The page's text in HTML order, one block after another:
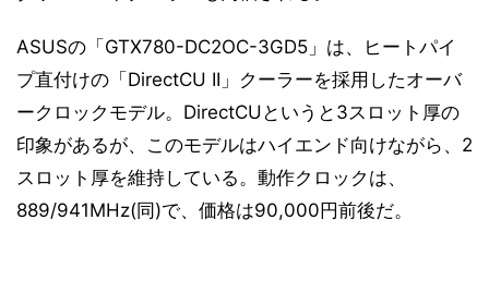
ASUSの「GTX780-DC2OC-3GD5」は、ヒートパイ
プ直付けの「DirectCU II」クーラーを採用したオーバ
ークロックモデル。DirectCUというと3スロット厚の
印象があるが、このモデルはハイエンド向けながら、2
スロット厚を維持している。動作クロックは、
889/941MHz(同)で、価格は90,000円前後だ。